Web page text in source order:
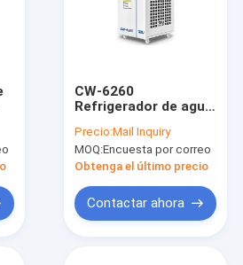
CW-6260
Refrigerador de agua
9kW Sistema de agua
refrigerada de
refrigeración ± 0,5°C
Precio:Mail Inquiry
MOQ:Encuesta por correo
Obtenga el último precio
Contactar ahora